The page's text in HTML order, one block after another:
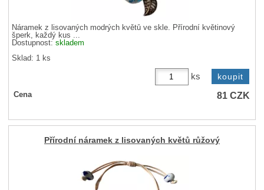
Náramek z lisovaných modrých květů ve skle. Přírodní květinový
šperk, každý kus ...
Dostupnost:skladem
Sklad: 1 ks
ks
Cena 81CZK
Přírodní náramek z lisovaných květů růžový